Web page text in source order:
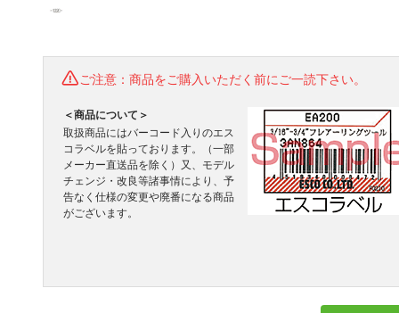
ご注意：商品をご購入いただく前にご一読下さい。
＜商品について＞
取扱商品にはバーコード入りのエス
コラベルを貼っております。（一部
メーカー直送品を除く）又、モデル
チェンジ・改良等諸事情により、予
告なく仕様の変更や廃番になる商品
がございます。